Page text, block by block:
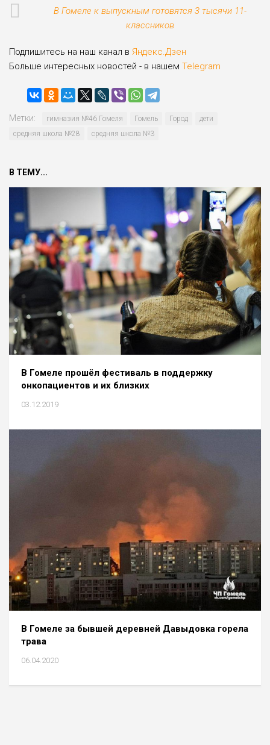
В Гомеле к выпускным готовятся 3 тысячи 11-
классников
Подпишитесь на наш канал в Яндекс.Дзен
Больше интересных новостей - в нашем Telegram
Метки: гимназия №46 Гомеля Гомель Город
дети
средняя школа №28
средняя школа №3
В ТЕМУ...
В Гомеле прошёл фестиваль в поддержку
онкопациентов и их близких
03.12.2019
В Гомеле за бывшей деревней Давыдовка горела
трава
06.04.2020